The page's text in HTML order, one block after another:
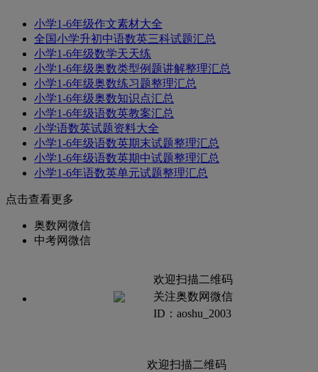
小学1-6年级作文素材大全
全国小学升初中语数英三科试题汇总
小学1-6年级数学天天练
小学1-6年级奥数类型例题讲解整理汇总
小学1-6年级奥数练习题整理汇总
小学1-6年级奥数知识点汇总
小学1-6年级语数英教案汇总
小学语数英试题资料大全
小学1-6年级语数英期末试题整理汇总
小学1-6年级语数英期中试题整理汇总
小学1-6年语数英单元试题整理汇总
点击查看更多
奥数网微信
中考网微信
欢迎扫描二维码
关注奥数网微信
ID：aoshu_2003
欢迎扫描二维码